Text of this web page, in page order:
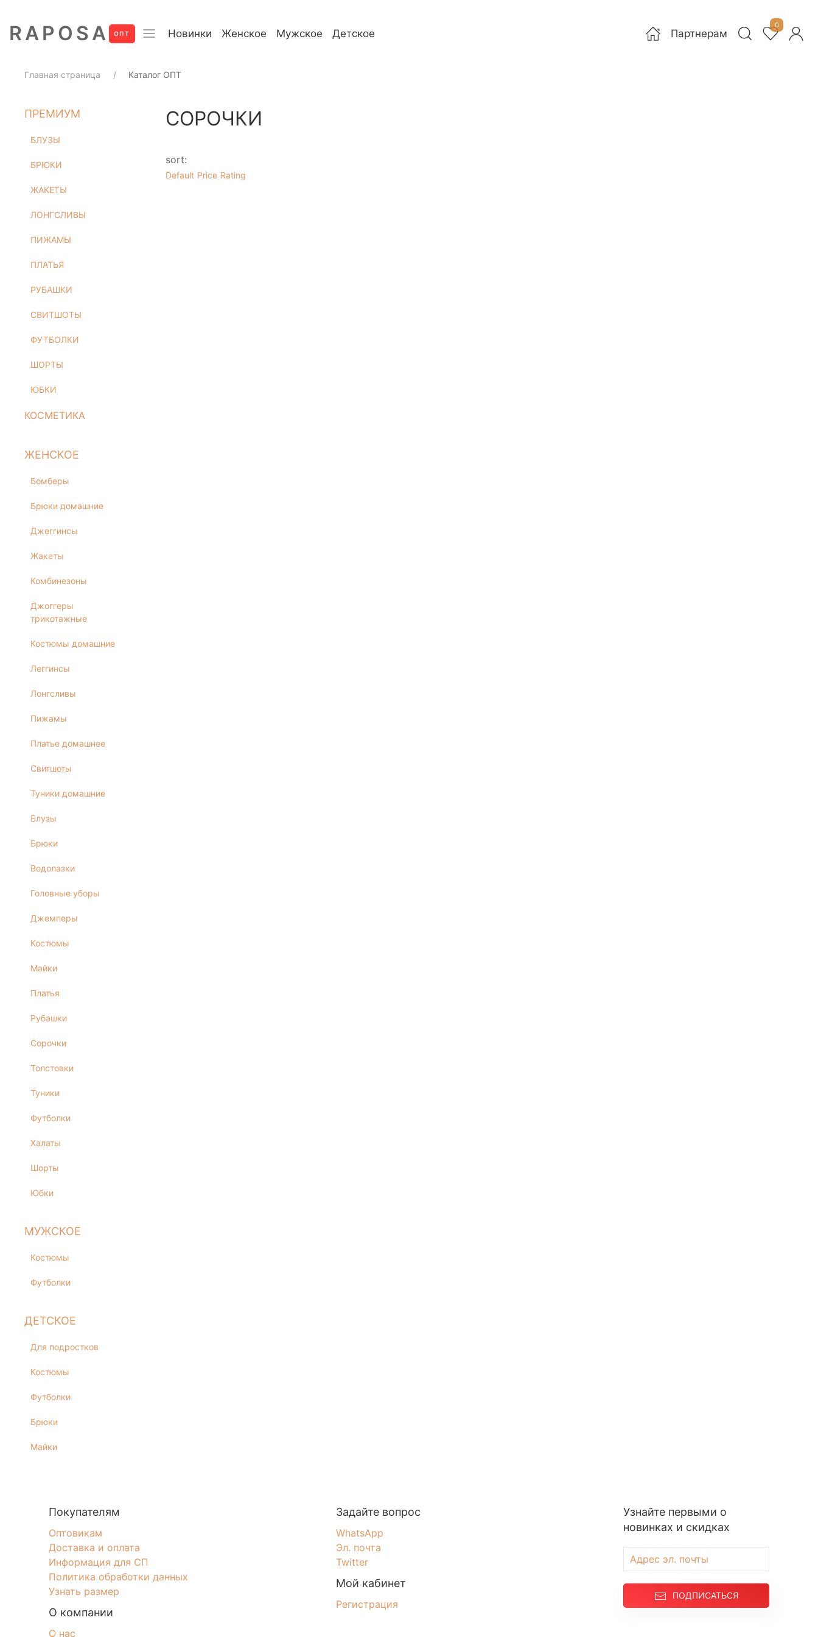
RAPOSA ОПТ Новинки Женское Мужское Детское Партнерам
0
Новинки
БЛУЗЫ
БРЮКИ
ЛОНГСЛИВЫ
ПИЖАМЫ
РУБАШКИ
СВИТШОТЫ
ШОРТЫ
ЮБКИ
ЖЕНСКОЕ
Бомберы
Жакеты
Леггинсы
Лонгсливы
Платье домашнее
Свитшоты
Блузы
Брюки
Головные уборы
Костюмы
Майки
Рубашки
Сорочки
Туники
Футболки
Шорты
Юбки
Футболки
ДЕТСКОЕ
Костюмы
Футболки
Покупателям
Главная страница Каталог ОПТ
ПРЕМИУМ
БЛУЗЫ
БРЮКИ
ЖАКЕТЫ
ЛОНГСЛИВЫ
ПИЖАМЫ
ПЛАТЬЯ
РУБАШКИ
СВИТШОТЫ
ФУТБОЛКИ
ШОРТЫ
ЮБКИ
КОСМЕТИКА
ЖЕНСКОЕ
Бомберы
Брюки домашние
Джеггинсы
Жакеты
Комбинезоны
Джоггеры
трикотажные
Костюмы домашние
Леггинсы
Лонгсливы
Пижамы
Платье домашнее
Свитшоты
Туники домашние
Блузы
Брюки
Водолазки
Головные уборы
Джемперы
Костюмы
Майки
Платья
Рубашки
Сорочки
Толстовки
Туники
Футболки
Халаты
Шорты
Юбки
МУЖСКОЕ
Костюмы
Футболки
ДЕТСКОЕ
Для подростков
Костюмы
Футболки
Брюки
Майки
СОРОЧКИ
sort:
Default Price Rating
Узнайте первыми о
новинках и скидках
ПОДПИСАТЬСЯ
Покупателям
Оптовикам
Доставка и оплата
Информация для СП
Политика обработки данных
Узнать размер
О компании
О нас
Задайте вопрос
WhatsApp
Эл. почта
Twitter
Мой кабинет
Регистрация